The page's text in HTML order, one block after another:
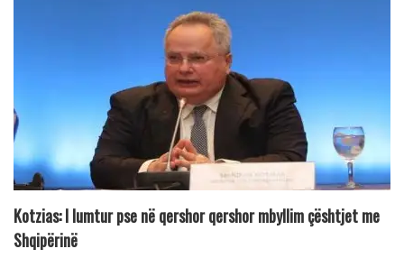
Kotzias: I lumtur pse në qershor qershor mbyllim çështjet me
Shqipërinë